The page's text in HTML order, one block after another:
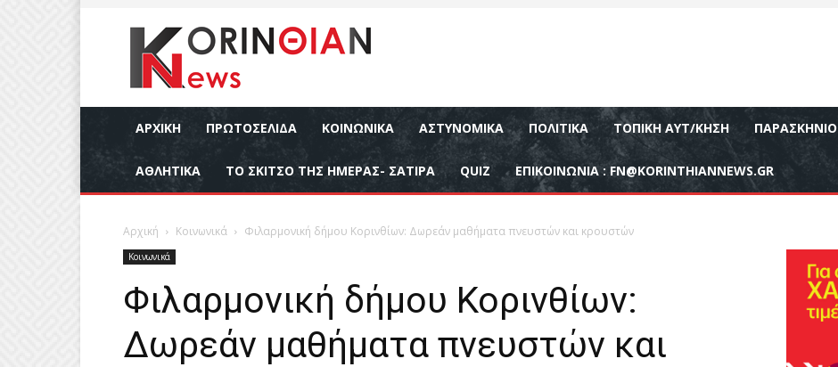
ΑΡΧΙΚΉ ΠΡΩΤΟΣΕΛΙΔΑ ΚΟΙΝΩΝΙΚΆ ΑΣΤΥΝΟΜΙΚΆ ΠΟΛΙΤΙΚΆ ΤΟΠΙΚΉ ΑΥΤ/ΚΗΣΗ ΠΑΡΑΣΚΉΝΙΟ
ΑΘΛΗΤΙΚΆ ΤΟ ΣΚΙΤΣΟ ΤΗΣ ΗΜΕΡΑΣ- ΣΑΤΙΡΑ QUIZ ΕΠΙΚΟΙΝΩΝΊΑ : FN@KORINTHIANNEWS.GR
Αρχική Κοινωνικά Φιλαρμονική δήμου Κορινθίων: Δωρεάν μαθήματα πνευστών και κρουστών
Κοινωνικά
Φιλαρμονική δήμου Κορινθίων:
Δωρεάν μαθήματα πνευστών και